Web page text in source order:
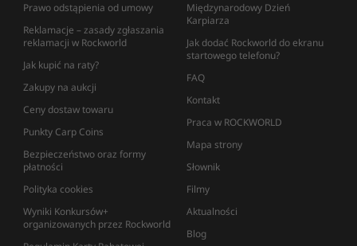
Prawo odstąpienia od umowy
Reklamacje – zasady zgłaszania
reklamacji w Rockworld
Jak kupić na raty?
Zakupy na aukcji
Ceny dostaw towaru
Punkty Carp Coins
Bezpieczeństwo oraz formy
płatności
Polityka cookies
Wyniki Konkursów+
organizowanych przez Rockworld
Międzynarodowy Dzień
Karpiarza
Jak dodać Rockworld do ekranu
startowego telefonu?
FAQ
Kontakt
Praca w ROCKWORLD
Mapa strony
Słownik
Filmy
Aktualności
Blog